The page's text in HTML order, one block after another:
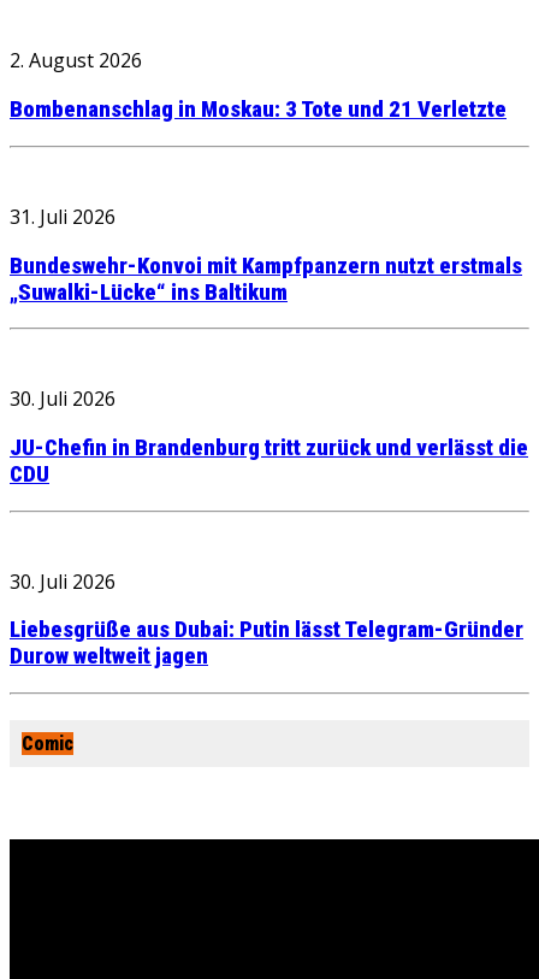
2. August 2026
Bombenanschlag in Moskau: 3 Tote und 21 Verletzte
31. Juli 2026
Bundeswehr-Konvoi mit Kampfpanzern nutzt erstmals
„Suwalki-Lücke“ ins Baltikum
30. Juli 2026
JU-Chefin in Brandenburg tritt zurück und verlässt die
CDU
30. Juli 2026
Liebesgrüße aus Dubai: Putin lässt Telegram-Gründer
Durow weltweit jagen
Comic